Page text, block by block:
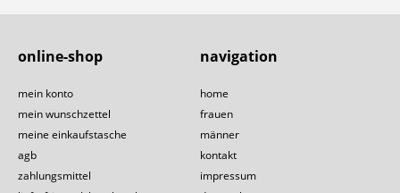
navigation
home
frauen
männer
kontakt
impressum
online-shop
mein konto
mein wunschzettel
meine einkaufstasche
agb
zahlungsmittel